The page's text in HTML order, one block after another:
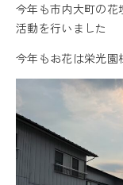
今年も市内大町の花
活動を行いました
今年もお花は栄光園